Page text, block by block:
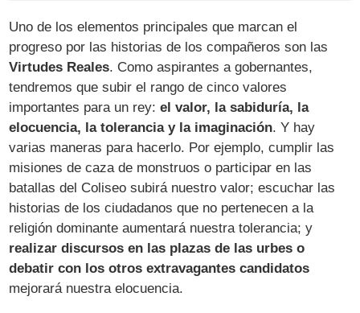
Uno de los elementos principales que marcan el
progreso por las historias de los compañeros son las
Virtudes Reales. Como aspirantes a gobernantes,
tendremos que subir el rango de cinco valores
importantes para un rey:el valor, la sabiduría, la
elocuencia, la tolerancia y la imaginación. Y hay
varias maneras para hacerlo. Por ejemplo, cumplir las
misiones de caza de monstruos o participar en las
batallas del Coliseo subirá nuestro valor; escuchar las
historias de los ciudadanos que no pertenecen a la
religión dominante aumentará nuestra tolerancia; y
realizar discursos en las plazas de las urbes o
debatir con los otros extravagantes candidatos
mejorará nuestra elocuencia.